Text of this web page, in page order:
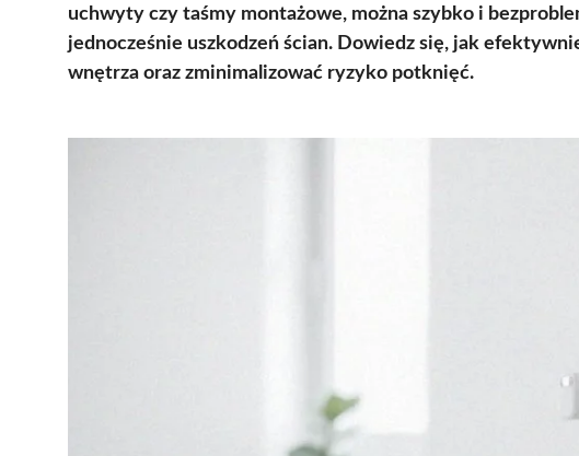
uchwyty czy taśmy montażowe, można szybko i
jednocześnie uszkodzeń ścian. Dowiedz się, jak
wnętrza oraz zminimalizować ryzyko potknięć.